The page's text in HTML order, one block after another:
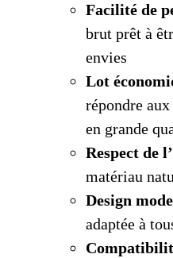
Facilité de
brut prêt à
envies
Lot
répondre
en grande
Respect de
matériau
Design
adaptée à